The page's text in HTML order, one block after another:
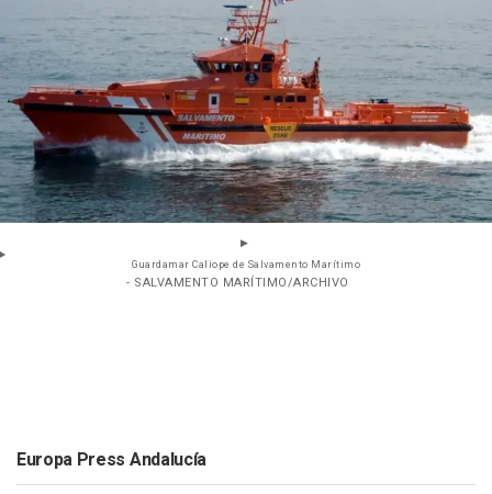
Guardamar Caliope de Salvamento Marítimo
- SALVAMENTO MARÍTIMO/ARCHIVO
Europa Press Andalucía